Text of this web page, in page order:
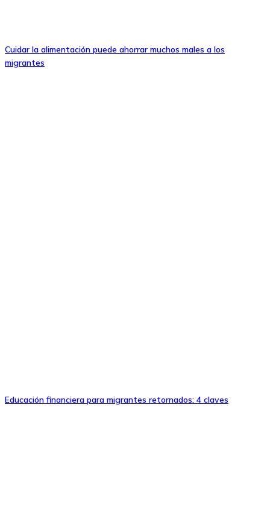
Cuidar la alimentación puede ahorrar muchos males a los
migrantes
Educación financiera para migrantes retornados: 4 claves